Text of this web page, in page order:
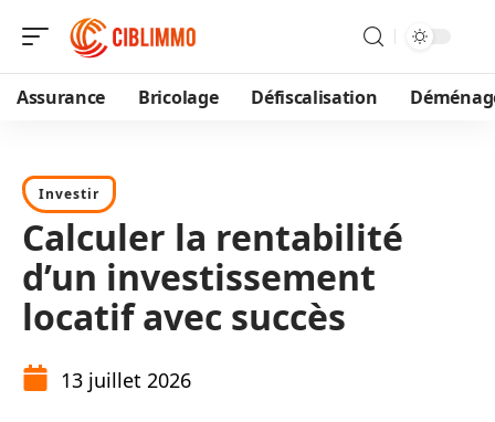
Assurance Bricolage Défiscalisation
Investir
Calculer la rentabilité
d’un investissement
locatif avec succès
13 juillet 2026